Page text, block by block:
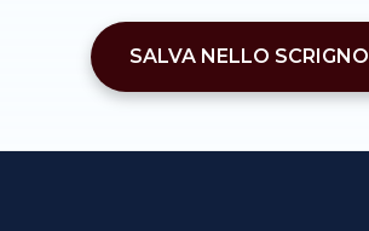
SALVA NELLO SCRIGNO